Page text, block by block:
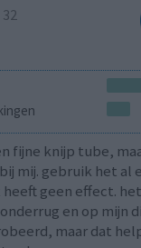
fijne knijp tube,
mij. gebruik het al
heeft geen effect.
en op mijn
maar dat